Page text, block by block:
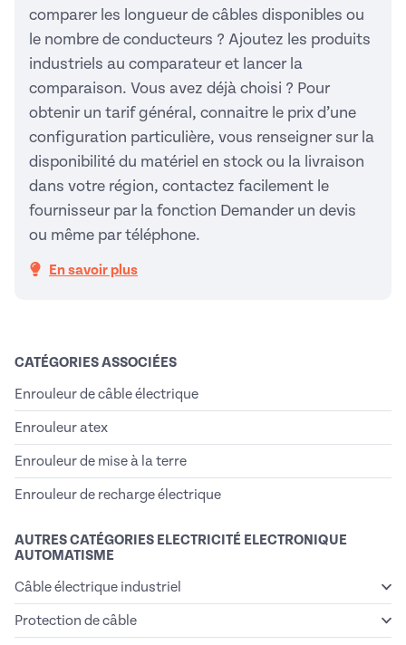
comparer les longueur de câbles disponibles ou
le nombre de conducteurs ? Ajoutez les produits
industriels au comparateur et lancer la
comparaison. Vous avez déjà choisi ? Pour
obtenir un tarif général, connaitre le prix d’une
configuration particulière, vous renseigner sur la
disponibilité du matériel en stock ou la livraison
dans votre région, contactez facilement le
fournisseur par la fonction Demander un devis
ou même par téléphone.
En savoir plus
CATÉGORIES ASSOCIÉES
Enrouleur de câble électrique
Enrouleur atex
Enrouleur de mise à la terre
Enrouleur de recharge électrique
AUTRES CATÉGORIES ELECTRICITÉ ELECTRONIQUE
AUTOMATISME
Câble électrique industriel
Protection de câble